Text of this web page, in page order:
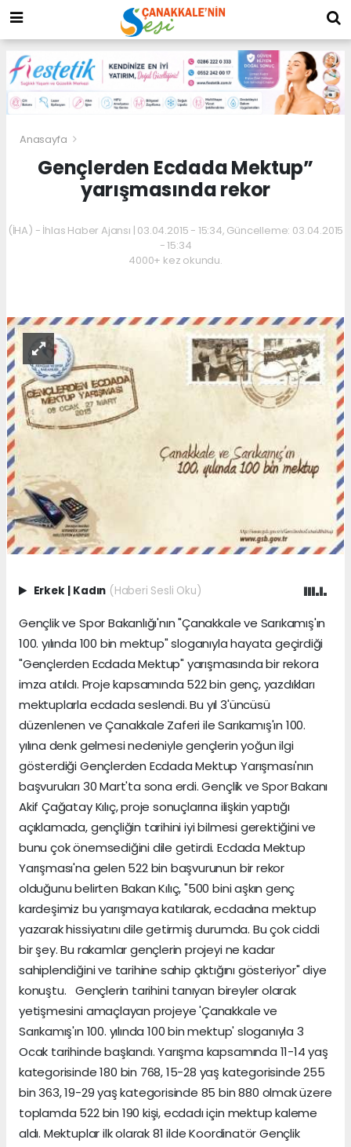
Anasayfa
Gençlerden Ecdada Mektup”
yarışmasında rekor
(İHA) - İhlas Haber Ajansı | 03.04.2015 - 15:34, Güncelleme: 03.04.2015
- 15:34
4000+ kez okundu.
Erkek | Kadın (Haberi Sesli Oku)
Gençlik ve Spor Bakanlığı'nın "Çanakkale ve Sarıkamış'ın
100. yılında 100 bin mektup" sloganıyla hayata geçirdiği
"Gençlerden Ecdada Mektup" yarışmasında bir rekora
imza atıldı. Proje kapsamında 522 bin genç, yazdıkları
mektuplarla ecdada seslendi. Bu yıl 3'üncüsü
düzenlenen ve Çanakkale Zaferi ile Sarıkamış'ın 100.
yılına denk gelmesi nedeniyle gençlerin yoğun ilgi
gösterdiği Gençlerden Ecdada Mektup Yarışması'nın
başvuruları 30 Mart'ta sona erdi. Gençlik ve Spor Bakanı
Akif Çağatay Kılıç, proje sonuçlarına ilişkin yaptığı
açıklamada, gençliğin tarihini iyi bilmesi gerektiğini ve
bunu çok önemsediğini dile getirdi. Ecdada Mektup
Yarışması'na gelen 522 bin başvurunun bir rekor
olduğunu belirten Bakan Kılıç, "500 bini aşkın genç
kardeşimiz bu yarışmaya katılarak, ecdadına mektup
yazarak hissiyatını dile getirmiş durumda. Bu çok ciddi
bir şey. Bu rakamlar gençlerin projeyi ne kadar
sahiplendiğini ve tarihine sahip çıktığını gösteriyor" diye
konuştu. Gençlerin tarihini tanıyan bireyler olarak
yetişmesini amaçlayan projeye 'Çanakkale ve
Sarıkamış'ın 100. yılında 100 bin mektup' sloganıyla 3
Ocak tarihinde başlandı. Yarışma kapsamında 11-14 yaş
kategorisinde 180 bin 768, 15-28 yaş kategorisinde 255
bin 363, 19-29 yaş kategorisinde 85 bin 880 olmak üzere
toplamda 522 bin 190 kişi, ecdadı için mektup kaleme
aldı. Mektuplar ilk olarak 81 ilde Koordinatör Gençlik